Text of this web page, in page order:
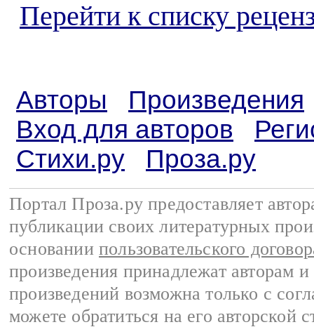
Перейти к списку
Авторы
Произведения
Вход для авторов
Стихи.ру
Проза.ру
Портал Проза.ру предоставляет
публикации своих литературных
основании пользовательского
произведения принадлежат авторам
произведений возможна только с
можете обратиться на его авторской